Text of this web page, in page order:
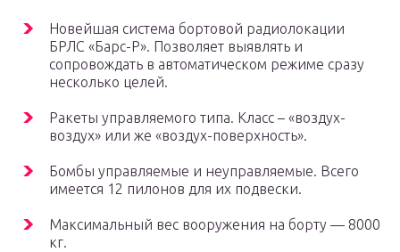
Новейшая система бортовой радиолокации
БРЛС «Барс-Р». Позволяет выявлять и
сопровождать в автоматическом режиме сразу
несколько целей.
Ракеты управляемого типа. Класс – «воздух-
воздух» или же «воздух-поверхность».
Бомбы управляемые и неуправляемые. Всего
имеется 12 пилонов для их подвески.
Максимальный вес вооружения на борту — 8000
кг.